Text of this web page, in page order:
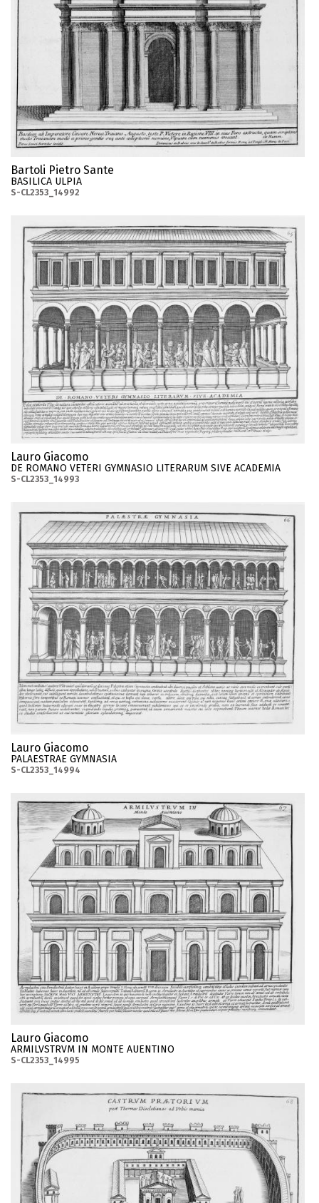
Bartoli Pietro Sante
BASILICA ULPIA
S-CL2353_14992
Lauro Giacomo
DE ROMANO VETERI GYMNASIO LITERARUM SIVE ACADEMIA
S-CL2353_14993
Lauro Giacomo
PALAESTRAE GYMNASIA
S-CL2353_14994
Lauro Giacomo
ARMILVSTRVM IN MONTE AUENTINO
S-CL2353_14995